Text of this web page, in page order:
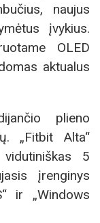
naujus
įvykius.
OLED
aktualus
plieno
„Fitbit Alta“
5
įrenginys
ir „Windows